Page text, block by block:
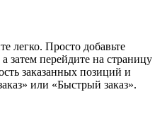
легко. Просто добавьте
затем перейдите на страницу
заказанных позиций и
или «Быстрый заказ».